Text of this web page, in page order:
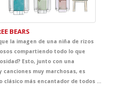
BEARS
la imagen de una niña de rizos
compartiendo todo lo que
Esto, junto con una
canciones muy marchosas, es